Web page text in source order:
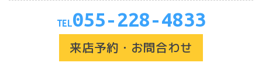
TEL 055-228-4833
来店予約・お問合わせ